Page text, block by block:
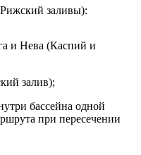
заливы):
и Нева (Каспий и
залив);
бассейна одной
при пересечении